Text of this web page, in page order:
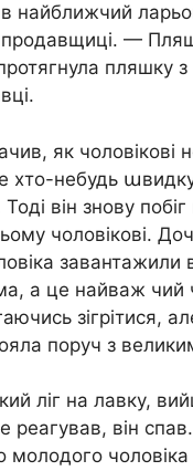
найближчий
продавщиці. —
пляшку
як чоловікові
хто-небудь
він знову
чоловікові.
а це найваж
зігрітися,
поруч з
ліг на лавку,
реагував, він
молодого